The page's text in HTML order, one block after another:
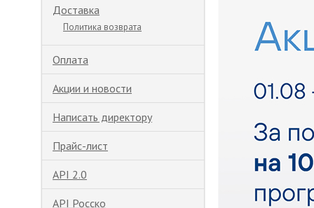
Доставка
Политика возврата
Оплата
Акции и новости
Написать директору
Прайс-лист
API 2.0
API Росско